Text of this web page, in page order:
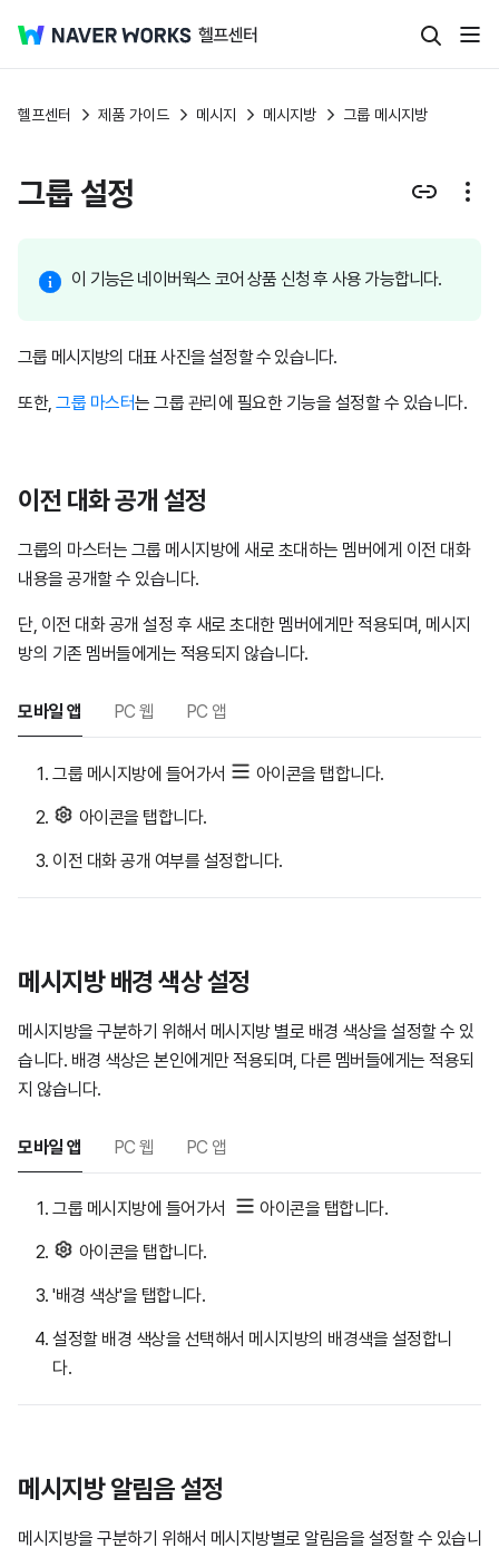
헬프센터 제품 가이드 메시지 메시지방 그룹 메시지방
그룹 설정
이 기능은 네이버웍스 코어 상품 신청 후 사용 가능합니다.
그룹 메시지방의 대표 사진을 설정할 수 있습니다.
또한, 그룹 마스터는 그룹 관리에 필요한 기능을 설정할 수 있습니다.
이전 대화 공개 설정
그룹의 마스터는 그룹 메시지방에 새로 초대하는 멤버에게 이전 대화
내용을 공개할 수 있습니다.
단, 이전 대화 공개 설정 후 새로 초대한 멤버에게만 적용되며, 메시지
방의 기존 멤버들에게는 적용되지 않습니다.
모바일 앱 PC 웹 PC 앱
그룹 메시지방에 들어가서 아이콘을 탭합니다.
아이콘을 탭합니다.
이전 대화 공개 여부를 설정합니다.
메시지방 배경 색상 설정
메시지방을 구분하기 위해서 메시지방 별로 배경 색상을 설정할 수 있
습니다. 배경 색상은 본인에게만 적용되며, 다른 멤버들에게는 적용되
지 않습니다.
모바일 앱 PC 웹 PC 앱
그룹 메시지방에 들어가서 아이콘을 탭합니다.
아이콘을 탭합니다.
'배경 색상'을 탭합니다.
설정할 배경 색상을 선택해서 메시지방의 배경색을 설정합니
다.
메시지방 알림음 설정
메시지방을 구분하기 위해서 메시지방별로 알림음을 설정할 수 있습니